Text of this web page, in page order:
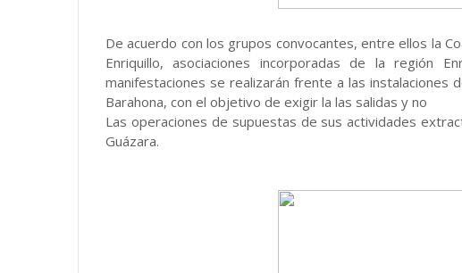
De acuerdo con los grupos convocantes, entre ellos la
Enriquillo, asociaciones incorporadas de la región
manifestaciones se realizarán frente a las instalaciones
Barahona, con el objetivo de exigir la las salidas y no
Las operaciones de supuestas de sus actividades
Guázara.